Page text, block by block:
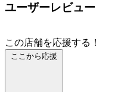
ユーザーレビュー
この店舗を応援する！
ここから応援